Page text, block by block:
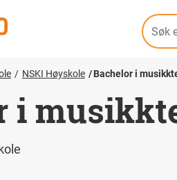
NSKI Høyskole Bachelor i
i